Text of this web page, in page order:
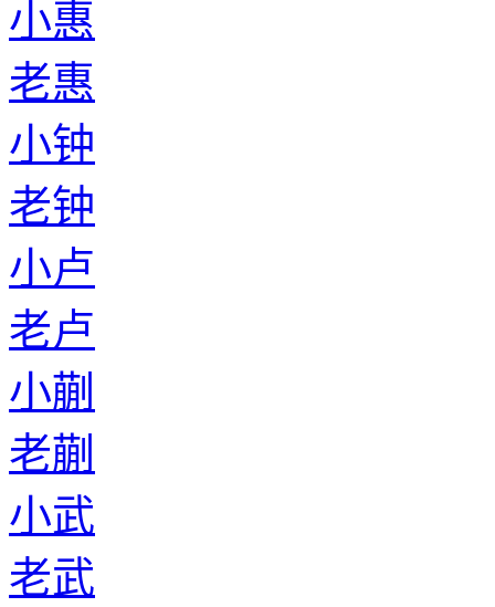
小惠
老惠
小钟
老钟
小卢
老卢
小蒯
老蒯
小武
老武